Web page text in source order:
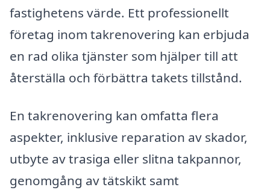
fastighetens värde. Ett professionellt
företag inom takrenovering kan erbjuda
en rad olika tjänster som hjälper till att
återställa och förbättra takets tillstånd.
En takrenovering kan omfatta flera
aspekter, inklusive reparation av skador,
utbyte av trasiga eller slitna takpannor,
genomgång av tätskikt samt